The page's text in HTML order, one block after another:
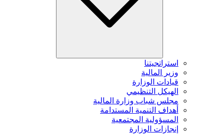
استراتجيتنا
وزير المالية
قيادات الوزارة
الهيكل التنظيمي
مجلس شباب وزارة المالية
أهداف التنمية المستدامة
المسؤولية المجتمعية
إنجازات الوزارة